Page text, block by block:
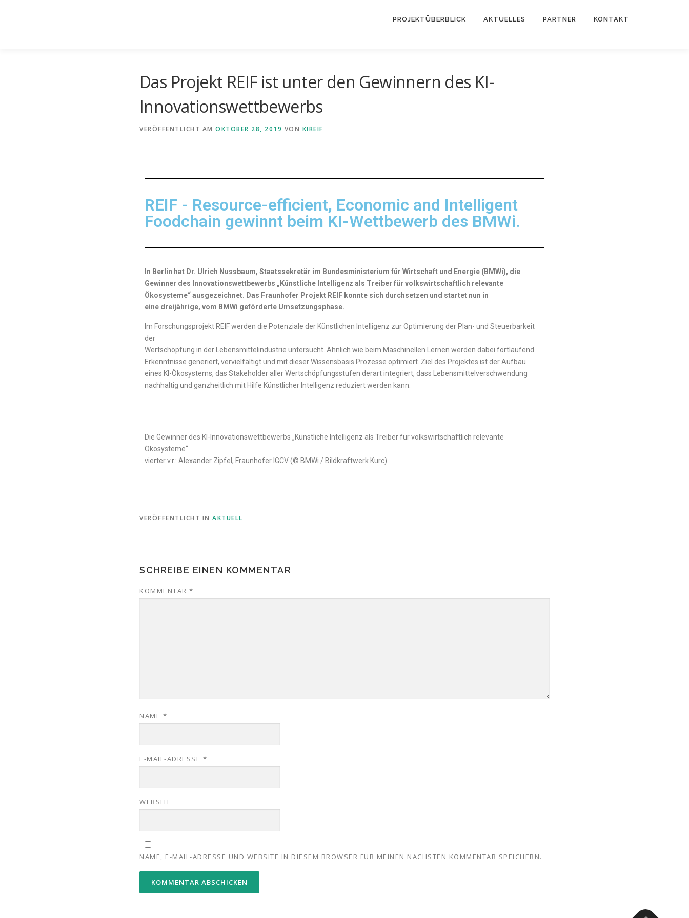
PROJEKTÜBERBLICK AKTUELLES PARTNER KONTAKT
Das Projekt REIF ist unter den Gewinnern des KI-
Innovationswettbewerbs
VERÖFFENTLICHT AM OKTOBER 28, 2019 VON KIREIF
REIF - Resource-efficient, Economic and Intelligent
Foodchain gewinnt beim KI-Wettbewerb des BMWi.
In Berlin hat Dr. Ulrich Nussbaum, Staatssekretär im Bundesministerium für Wirtschaft und Energie (BMWi), die
Gewinner des Innovationswettbewerbs „Künstliche Intelligenz als Treiber für volkswirtschaftlich relevante
Ökosysteme“ ausgezeichnet. Das Fraunhofer Projekt REIF konnte sich durchsetzen und startet nun in
eine dreijährige, vom BMWi geförderte Umsetzungsphase.
Im Forschungsprojekt REIF werden die Potenziale der Künstlichen Intelligenz zur Optimierung der Plan- und Steuerbarkeit
der
Wertschöpfung in der Lebensmittelindustrie untersucht. Ähnlich wie beim Maschinellen Lernen werden dabei fortlaufend
Erkenntnisse generiert, vervielfältigt und mit dieser Wissensbasis Prozesse optimiert. Ziel des Projektes ist der Aufbau
eines KI-Ökosystems, das Stakeholder aller Wertschöpfungsstufen derart integriert, dass Lebensmittelverschwendung
nachhaltig und ganzheitlich mit Hilfe Künstlicher Intelligenz reduziert werden kann.
Die Gewinner des KI-Innovationswettbewerbs „Künstliche Intelligenz als Treiber für volkswirtschaftlich relevante
Ökosysteme“
vierter v.r.: Alexander Zipfel, Fraunhofer IGCV(© BMWi / Bildkraftwerk Kurc)
VERÖFFENTLICHT IN AKTUELL
SCHREIBE EINEN KOMMENTAR
KOMMENTAR *
NAME *
E-MAIL-ADRESSE *
WEBSITE
NAME, E-MAIL-ADRESSE UND WEBSITE IN DIESEM BROWSER FÜR MEINEN NÄCHSTEN KOMMENTAR SPEICHERN.